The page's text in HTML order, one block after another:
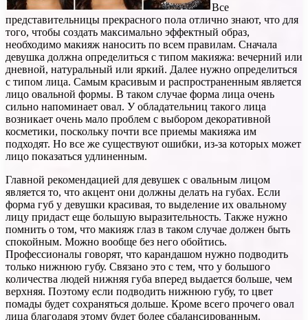
Все
представительницы прекрасного пола отлично знают, что для
того, чтобы создать максимально эффектный образ,
необходимо макияж наносить по всем правилам. Сначала
девушка должна определиться с типом макияжа: вечерний или
дневной, натуральный или яркий. Далее нужно определиться
с типом лица. Самым красивым и распространенным является
лицо овальной формы. В таком случае форма лица очень
сильно напоминает овал. У обладательниц такого лица
возникает очень мало проблем с выбором декоративной
косметики, поскольку почти все приемы макияжа им
подходят. Но все же существуют ошибки, из-за которых может
лицо показаться удлиненным.
Главной рекомендацией для девушек с овальным лицом
является то, что акцент они должны делать на губах. Если
форма губ у девушки красивая, то выделение их овальному
лицу придаст еще большую выразительность. Также нужно
помнить о том, что макияж глаз в таком случае должен быть
спокойным. Можно вообще без него обойтись.
Профессионалы говорят, что карандашом нужно подводить
только нижнюю губу. Связано это с тем, что у большого
количества людей нижняя губа вперед выдается больше, чем
верхняя. Поэтому если подводить нижнюю губу, то цвет
помады будет сохраняться дольше. Кроме всего прочего овал
лица благодаря этому будет более сбалансированным.